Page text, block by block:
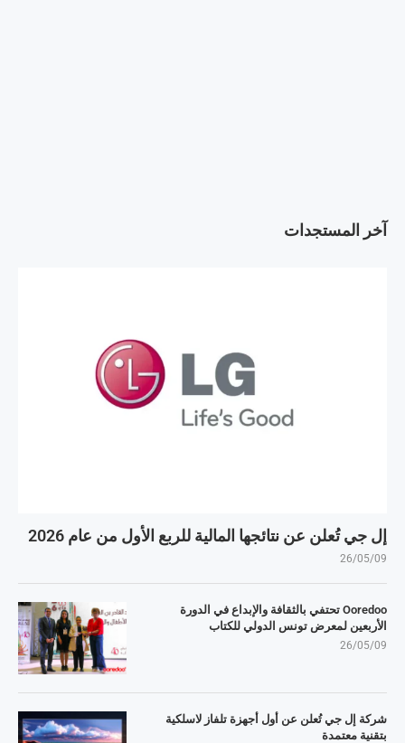
آخر المستجدات
إل جي تُعلن عن نتائجها المالية للربع الأول من عام 2026
26/05/09
Ooredoo تحتفي بالثقافة والإبداع في الدورة
الأربعين لمعرض تونس الدولي للكتاب
26/05/09
شركة إل جي تُعلن عن أول أجهزة تلفاز لاسلكية
بتقنية معتمدة